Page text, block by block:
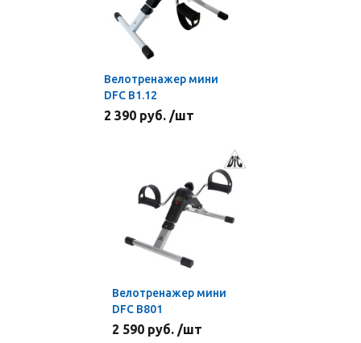
Велотренажер мини
DFC B1.12
2 390 руб. /шт
Велотренажер мини
DFC B801
2 590 руб. /шт